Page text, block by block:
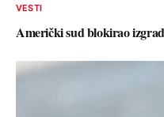
VESTI
Američki sud blokirao